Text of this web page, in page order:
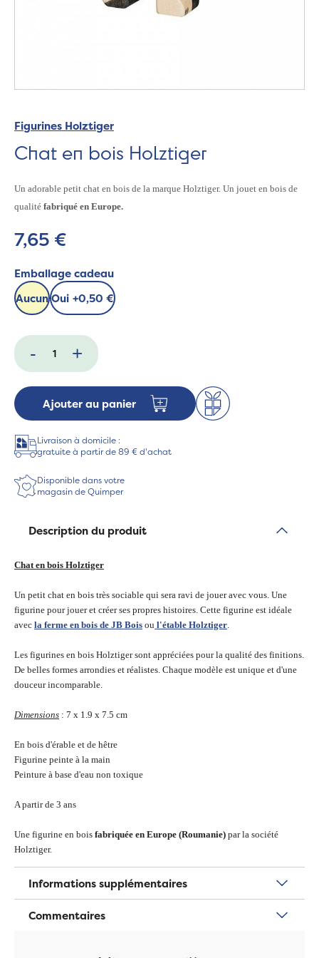
Figurines Holztiger
Chat en bois Holztiger
Un adorable petit chat en bois de la marque Holztiger. Un jouet en bois de
qualité fabriqué en Europe.
7,65 €
Emballage cadeau
AucunOui +0,50 €
- +
Ajouter au panier
Livraison à domicile :
gratuite à partir de 89 € d'achat
Disponible dans votre
magasin de Quimper
Description du produit
Chat en bois Holztiger
Un petit chat en bois très sociable qui sera ravi de jouer avec vous. Une
figurine pour jouer et créer ses propres histoires. Cette figurine est idéale
avec la ferme en bois de JB Bois ou l'étable Holztiger.
Les figurines en bois Holztiger sont appréciées pour la qualité des finitions.
De belles formes arrondies et réalistes. Chaque modèle est unique et d'une
douceur incomparable.
Dimensions : 7 x 1.9 x 7.5 cm
En bois d'érable et de hêtre
Figurine peinte à la main
Peinture à base d'eau non toxique
A partir de 3 ans
Une figurine en bois fabriquée en Europe (Roumanie) par la société
Holztiger.
Informations supplémentaires
Commentaires